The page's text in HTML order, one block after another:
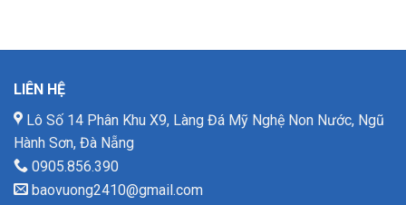
LIÊN HỆ
Lô Số 14 Phân Khu X9, Làng Đá Mỹ Nghệ Non Nước, Ngũ
Hành Sơn, Đà Nẵng
0905.856.390
baovuong2410@gmail.com